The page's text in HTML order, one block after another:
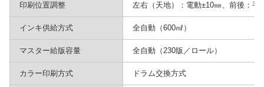
印刷位置調整 左右（天地）：電動±10㎜、前後：手
インキ供給方式 全自動（600㎖）
マスター給版容量 全自動（230版／ロール）
カラー印刷方式 ドラム交換方式